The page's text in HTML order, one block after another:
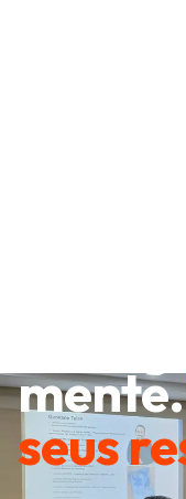
mente.
seus